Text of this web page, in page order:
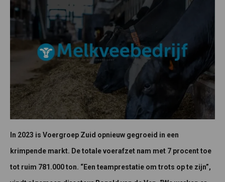
In 2023 is Voergroep Zuid opnieuw gegroeid in een
krimpende markt. De totale voerafzet nam met 7 procent toe
tot ruim 781.000 ton. “Een teamprestatie om trots op te zijn”,